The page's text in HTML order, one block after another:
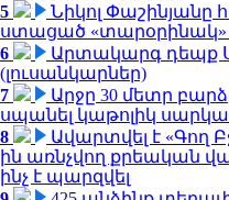
5
Նիկոլ Փաշինյանը
ստացած
6
Արտակարգ դեպք
(լուսանկարներ)
7
Արջը 30 մետր
սպանել կաթոլիկ
8
Ավարտվել է «Գող
ին առնչվող քրեական
ինչ է պարզվել